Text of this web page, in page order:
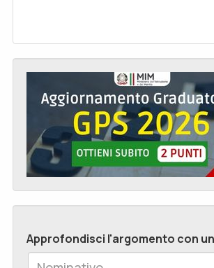
Approfondisci l'argomento con